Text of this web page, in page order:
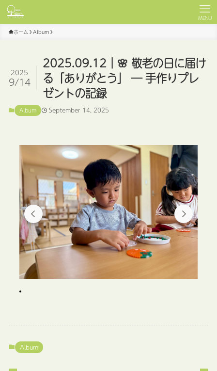
MENU
ホーム Album
2025.09.12｜🌸 敬老の日に届け
る「ありがとう」 ― 手作りプレ
ゼントの記録
2025
9/14
Album September 14, 2025
Album